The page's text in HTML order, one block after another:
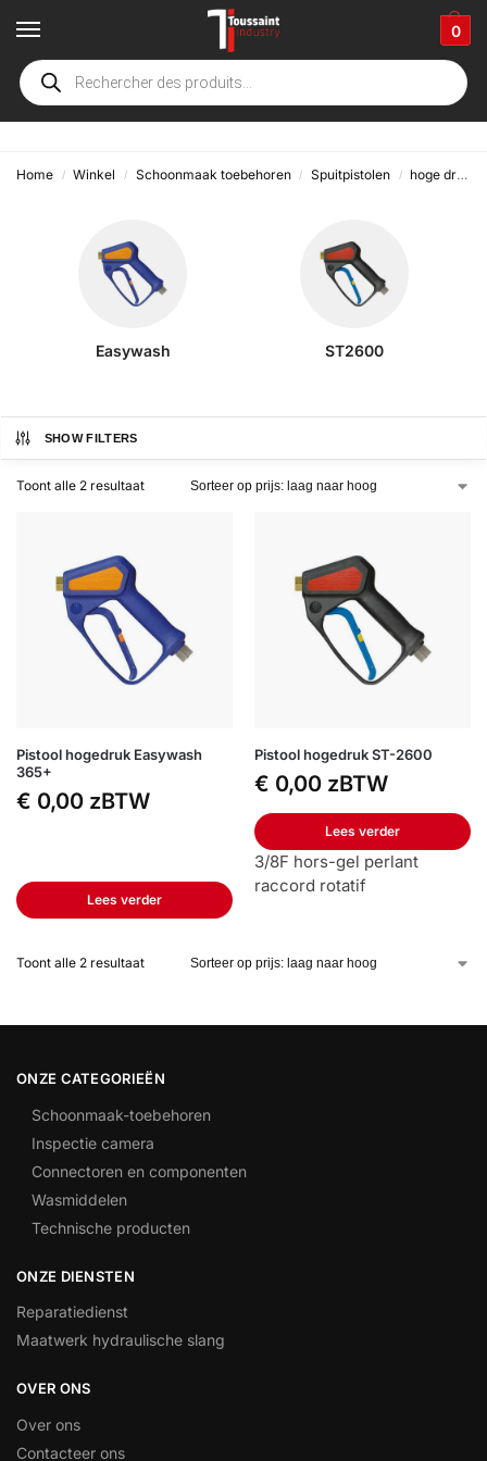
0
huilende vorst
Home / Winkel / Schoonmaak toebehoren / Spuitpistolen / hoge druk
Easywash ST2600
SHOW FILTERS
Toont alle 2 resultaat
Pistool hogedruk Easywash
365+
€ 0,00 zBTW
Lees verder
Pistool hogedruk ST-2600
€ 0,00 zBTW
Lees verder
3/8F hors-gel perlant
raccord rotatif
Toont alle 2 resultaat
ONZE CATEGORIEËN
Schoonmaak-toebehoren
Inspectie camera
Connectoren en componenten
Wasmiddelen
Technische producten
ONZE DIENSTEN
Reparatiedienst
Maatwerk hydraulische slang
OVER ONS
Over ons
Contacteer ons